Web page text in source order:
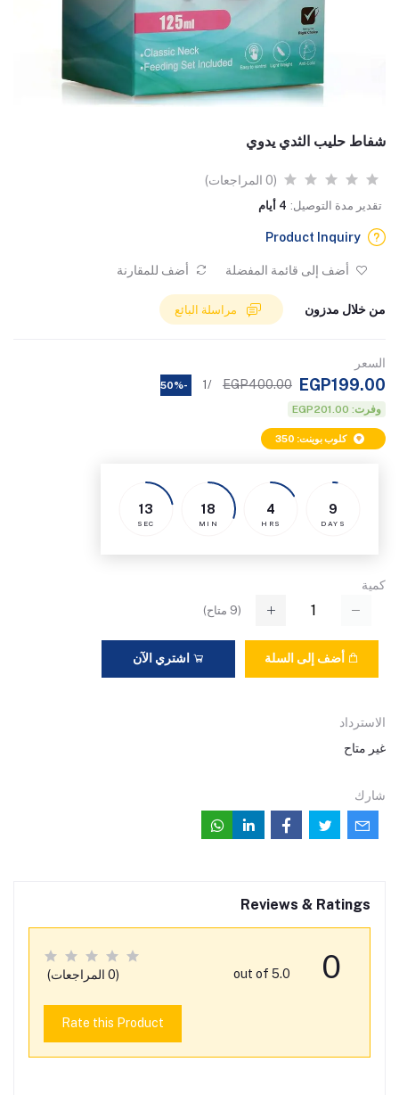
شفاط حليب الثدي يدوي
(0 المراجعات)
تقدير مدة التوصيل: 4 أيام
Product Inquiry
أضف إلى قائمة المفضلة أضف للمقارنة
من خلال مدزون
السعر
EGP199.00
EGP400.00
/1
-50%
وفرت: EGP201.00
كلوب بوينت: 350
9
DAYS
4
HRS
18
MIN
12
SEC
كمية
(
9 متاح)
أضف إلى السلة اشتري الآن
الاسترداد
غير متاح
شارك
Reviews & Ratings
0
out of 5.0 (0 المراجعات)
Rate this Product